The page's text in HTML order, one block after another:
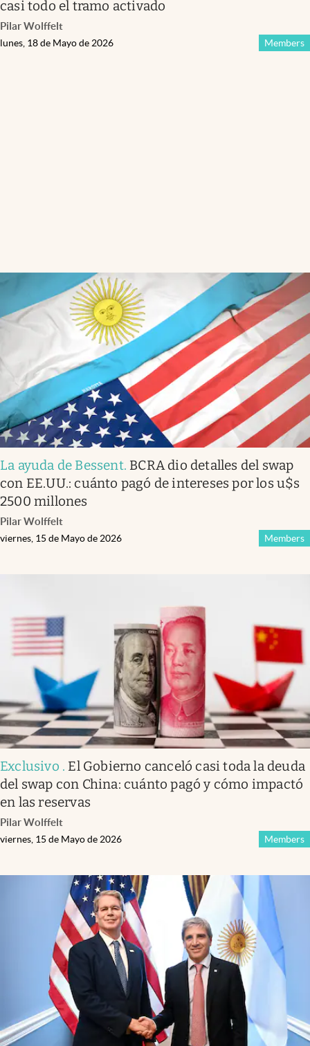
casi todo el tramo activado
Pilar Wolffelt
Members
lunes, 18 de Mayo de 2026
La ayuda de Bessent. BCRA dio detalles del swap
con EE.UU.: cuánto pagó de intereses por los u$s
2500 millones
Pilar Wolffelt
Members
viernes, 15 de Mayo de 2026
Exclusivo . El Gobierno canceló casi toda la deuda
del swap con China: cuánto pagó y cómo impactó
en las reservas
Pilar Wolffelt
Members
viernes, 15 de Mayo de 2026